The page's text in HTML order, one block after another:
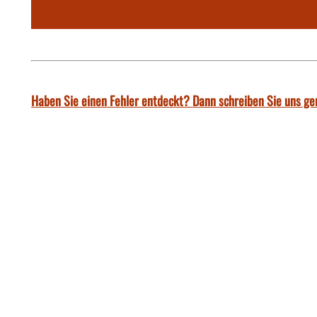
Haben Sie einen Fehler entdeckt? Dann schreiben Sie uns